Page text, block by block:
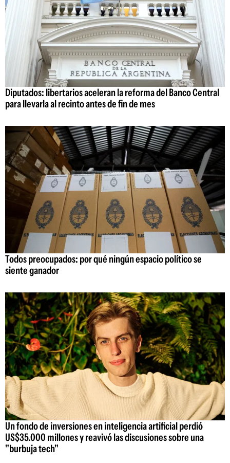
Diputados: libertarios aceleran la reforma del Banco Central
para llevarla al recinto antes de fin de mes
Todos preocupados: por qué ningún espacio político se
siente ganador
Un fondo de inversiones en inteligencia artificial perdió
US$35.000 millones y reavivó las discusiones sobre una
"burbuja tech"